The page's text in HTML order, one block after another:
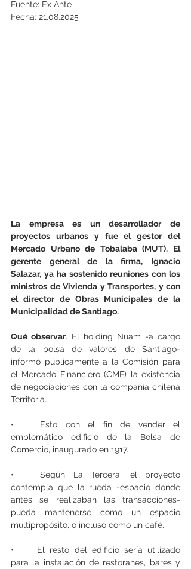
Fuente: Ex Ante
Fecha: 21.08.2025
La empresa es un desarrollador de
proyectos urbanos y fue el gestor del
Mercado Urbano de Tobalaba (MUT). El
gerente general de la firma, Ignacio
Salazar, ya ha sostenido reuniones con los
ministros de Vivienda y Transportes, y con
el director de Obras Municipales de la
Municipalidad de Santiago.
Qué observar. El holding Nuam -a cargo
de la bolsa de valores de Santiago-
informó públicamente a la Comisión para
el Mercado Financiero (CMF) la existencia
de negociaciones con la compañía chilena
Territoria.
•	Esto con el fin de vender el
emblemático edificio de la Bolsa de
Comercio, inaugurado en 1917.
•	Según La Tercera, el proyecto
contempla que la rueda -espacio donde
antes se realizaban las transacciones-
pueda mantenerse como un espacio
multipropósito, o incluso como un café.
•	El resto del edificio sería utilizado
para la instalación de restoranes, bares y